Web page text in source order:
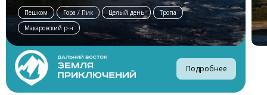
Пешком Гора / Пик Целый день
Тропа
Макаровский р-н
Подробнее